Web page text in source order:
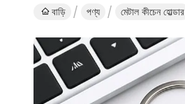
বাড়ি পণ্য মেটাল কীচেন হোল্ডার